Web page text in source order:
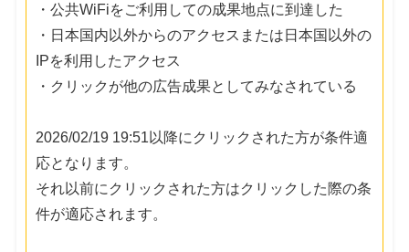
・公共WiFiをご利用しての成果地点に到達した
・日本国内以外からのアクセスまたは日本国以外の
IPを利用したアクセス
・クリックが他の広告成果としてみなされている
2026/02/19 19:51以降にクリックされた方が条件適
応となります。
それ以前にクリックされた方はクリックした際の条
件が適応されます。